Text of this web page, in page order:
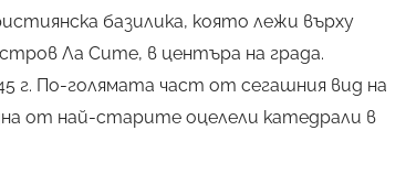
базилика, която лежи върху
Ла Сите, в центъра на града.
г. По-голямата част от сегашния вид на
от най-старите оцелели катедрали в